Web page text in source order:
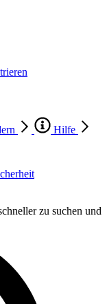
Hilfe
zu suchen und